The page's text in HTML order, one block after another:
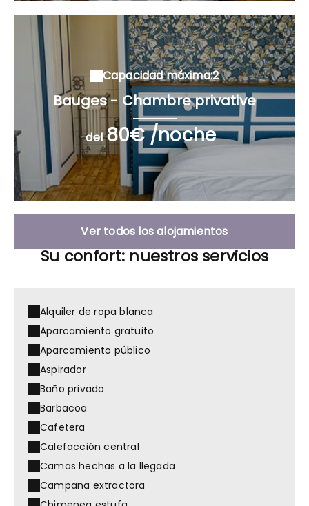
Capacidad máxima:2
Bauges - Chambre privative
del80€ /noche
Ver todos los alojamientos
Su confort: nuestros servicios
Alquiler de ropa blanca
Aparcamiento gratuito
Aparcamiento público
Aspirador
Baño privado
Barbacoa
Cafetera
Calefacción central
Camas hechas a la llegada
Campana extractora